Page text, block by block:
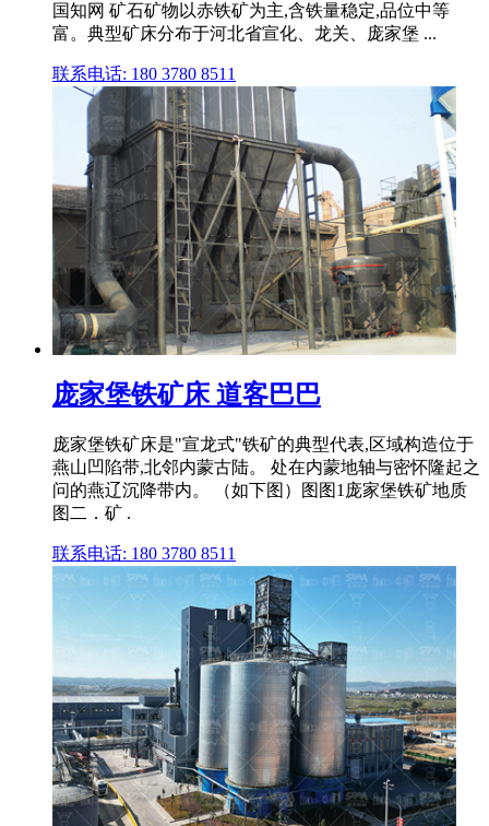
国知网 矿石矿物以赤铁矿为主,含铁量稳定,品位中等
富。典型矿床分布于河北省宣化、龙关、庞家堡 ...
联系电话: 180 3780 8511
庞家堡铁矿床 道客巴巴
庞家堡铁矿床是"宣龙式"铁矿的典型代表,区域构造位于
燕山凹陷带,北邻内蒙古陆。 处在内蒙地轴与密怀隆起之
问的燕辽沉降带内。 （如下图）图图1庞家堡铁矿地质
图二．矿 .
联系电话: 180 3780 8511